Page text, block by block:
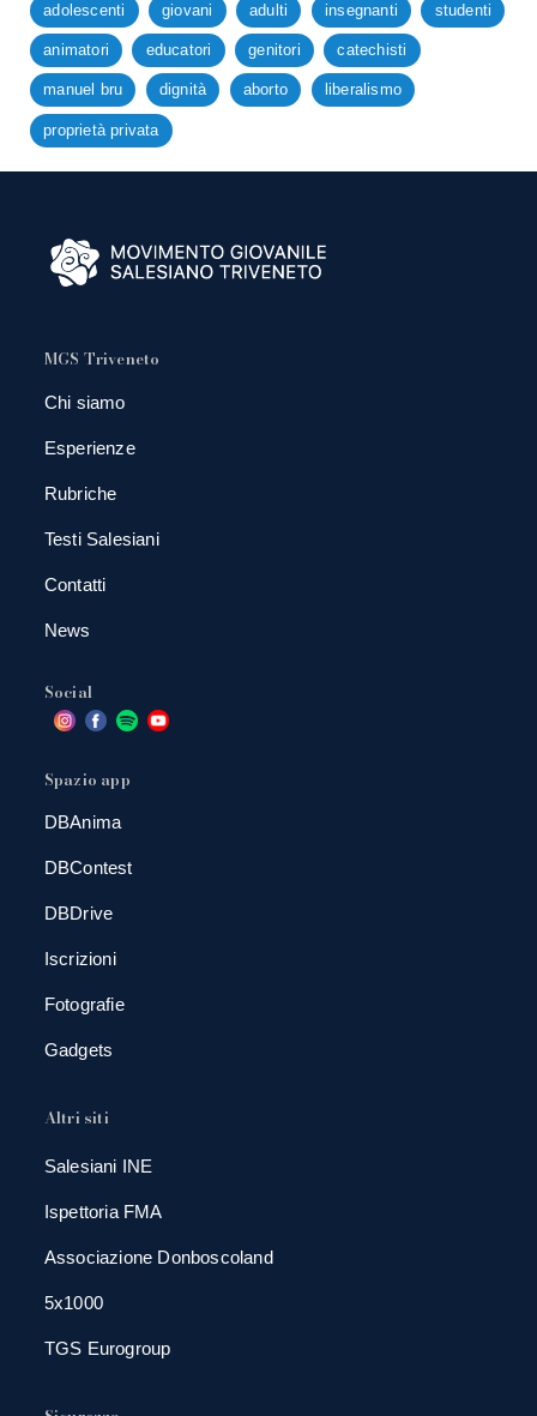
adolescenti giovani adulti insegnanti studenti
animatori educatori genitori catechisti
manuel bru dignità aborto liberalismo
proprietà privata
MGS Triveneto
Chi siamo
Esperienze
Rubriche
Testi Salesiani
Contatti
News
Social
Spazio app
DBAnima
DBContest
DBDrive
Iscrizioni
Fotografie
Gadgets
Altri siti
Salesiani INE
Ispettoria FMA
Associazione Donboscoland
5x1000
TGS Eurogroup